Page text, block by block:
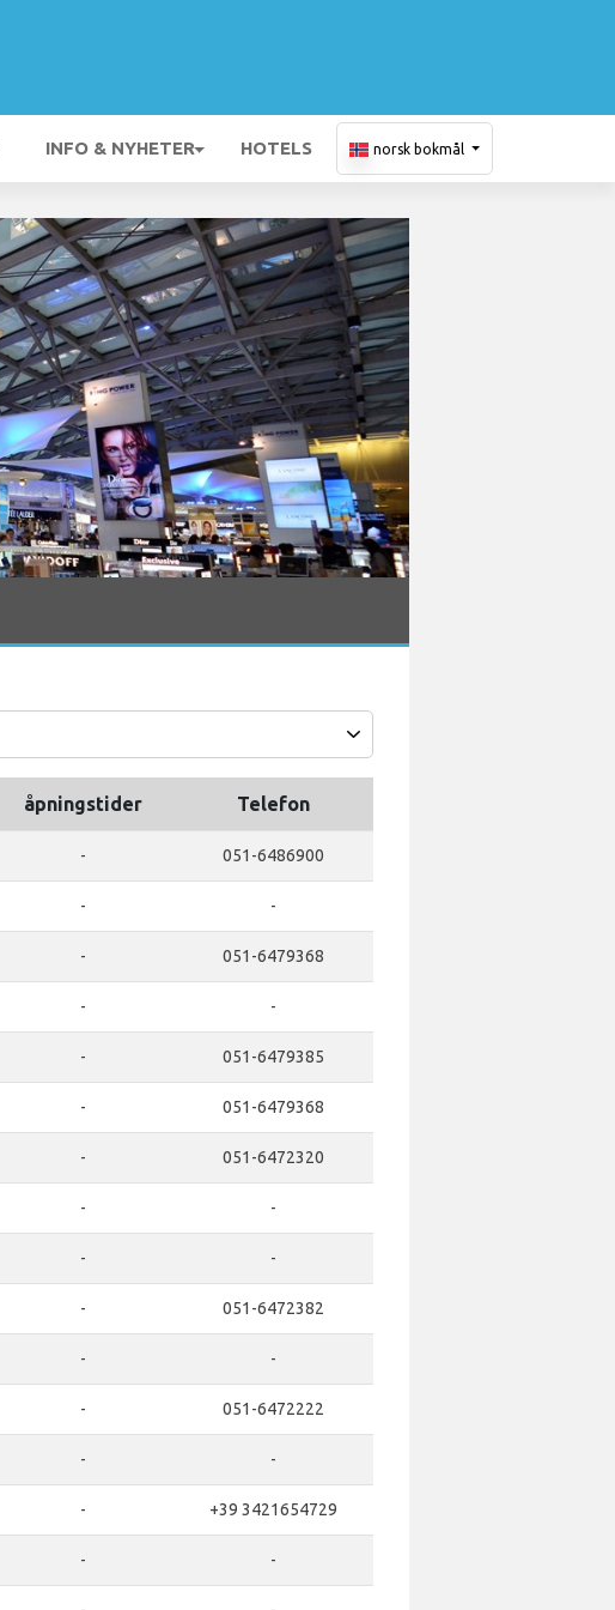
INFO & NYHETER HOTELS norsk bokmål
åpningstider Telefon
- 051-6486900
- -
- 051-6479368
- -
- 051-6479385
- 051-6479368
- 051-6472320
- -
- -
- 051-6472382
- -
- 051-6472222
- -
- +39 3421654729
- -